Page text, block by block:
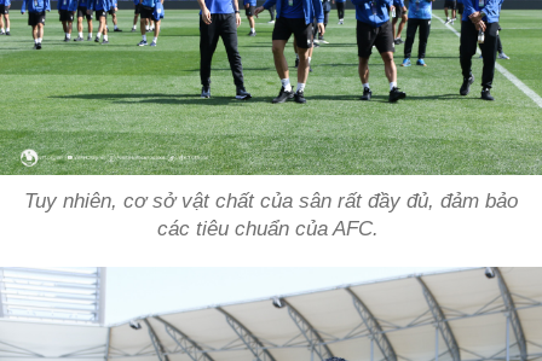
Tuy nhiên, cơ sở vật chất của sân rất đầy đủ, đảm bảo
các tiêu chuẩn của AFC.